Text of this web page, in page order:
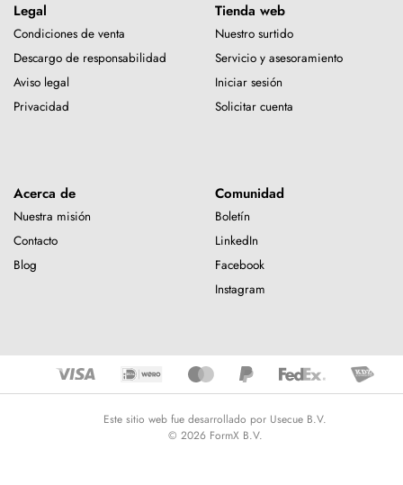
Legal
Condiciones de venta
Descargo de responsabilidad
Aviso legal
Privacidad
Tienda web
Nuestro surtido
Servicio y asesoramiento
Iniciar sesión
Solicitar cuenta
Acerca de
Nuestra misión
Contacto
Blog
Comunidad
Boletín
LinkedIn
Facebook
Instagram
Este sitio web fue desarrollado por Usecue B.V.
© 2026 FormX B.V.